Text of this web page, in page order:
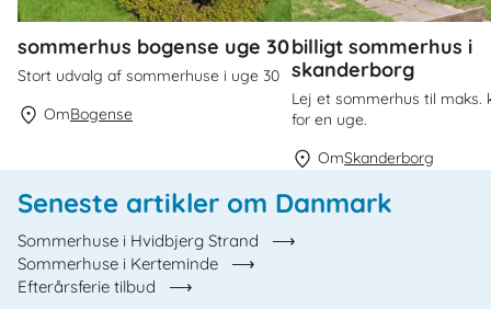
sommerhus bogense uge 30
Stort udvalg af sommerhuse i uge 30
OmBogense
billigt sommerhus i
skanderborg
Lej et sommerhus til maks.
for en uge.
OmSkanderborg
Seneste artikler om Danmark
Sommerhuse i Hvidbjerg Strand
Sommerhuse i Kerteminde
Efterårsferie tilbud